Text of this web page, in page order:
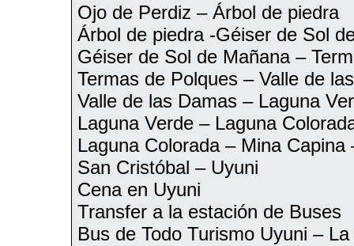
Ojo de Perdiz – Árbol de piedra
Árbol de piedra -Géiser de Sol
Géiser de Sol de Mañana –
Termas de Polques – Valle de
Valle de las Damas – Laguna
Laguna Verde – Laguna
Laguna Colorada – Mina Capina
San Cristóbal – Uyuni
Cena en Uyuni
Transfer a la estación de Buses
Bus de Todo Turismo Uyuni –